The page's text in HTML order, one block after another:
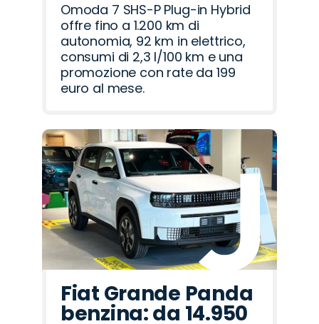
Omoda 7 SHS-P Plug-in Hybrid
offre fino a 1.200 km di
autonomia, 92 km in elettrico,
consumi di 2,3 l/100 km e una
promozione con rate da 199
euro al mese.
Fiat Grande Panda
benzina: da 14.950